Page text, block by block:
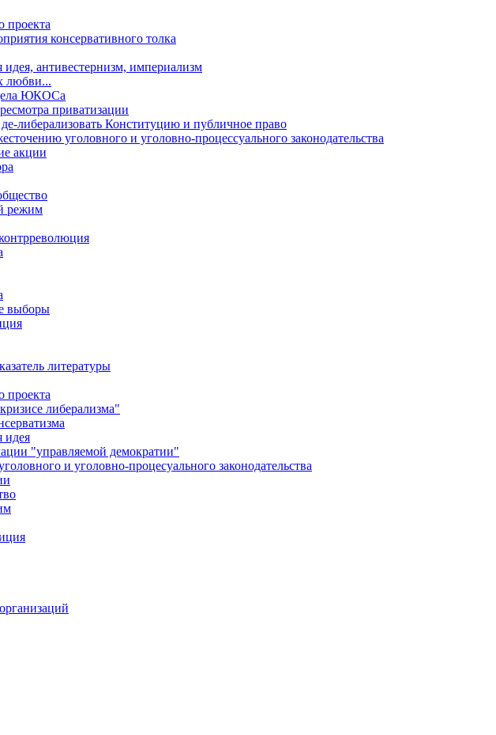
проекта
консервативного толка
идея, антивестернизм, империализм
любви...
ЮКОСа
приватизации
либерализовать Конституцию и публичное право
уголовного и уголовно-процессуального законодательства
акции
режим
выборы
литературы
проекта
либерализма"
идея
"управляемой демократии"
и уголовно-процесуального законодательства